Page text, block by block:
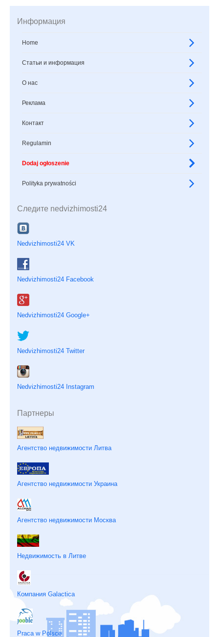
Информация
Home
Статьи и информация
О нас
Реклама
Контакт
Regulamin
Dodaj ogłoszenie
Polityka prywatności
Следите nedvizhimosti24
Nedvizhimosti24 VK
Nedvizhimosti24 Facebook
Nedvizhimosti24 Google+
Nedvizhimosti24 Twitter
Nedvizhimosti24 Instagram
Партнеры
Агентство недвижимости Литва
Агентство недвижимости Украина
Агентство недвижимости Москва
Недвижимость в Литве
Компания Galactica
Praca w Polsce